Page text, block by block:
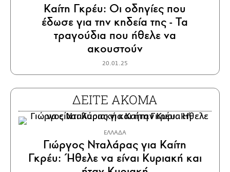
Καίτη Γκρέυ: Οι οδηγίες που
έδωσε για την κηδεία της - Τα
τραγούδια που ήθελε να
ακουστούν
20.01.25
ΔΕΙΤΕ ΑΚΟΜΑ
ΕΛΛΑΔΑ
Γιώργος Νταλάρας για Καίτη
Γκρέυ: Ήθελε να είναι Κυριακή και